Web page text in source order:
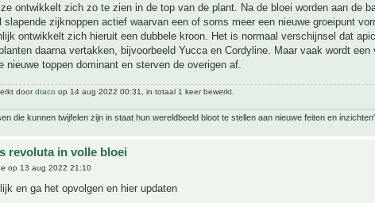
ontwikkelt zich zo te zien in de top van de plant. Na de bloei worden aan de
slapende zijknoppen actief waarvan een of soms meer een nieuwe groeipunt
ontwikkelt zich hieruit een dubbele kroon. Het is normaal verschijnsel dat
daarna vertakken, bijvoorbeeld Yucca en Cordyline. Maar vaak wordt een
nieuwe toppen dominant en sterven de overigen af.
doordraco op 14 aug 2022 00:31, in totaal 1 keer bewerkt.
die kunnen twijfelen zijn in staat hun wereldbeeld bloot te stellen aan nieuwe feiten en
revoluta in volle bloei
op 13 aug 2022 21:10
en ga het opvolgen en hier updaten